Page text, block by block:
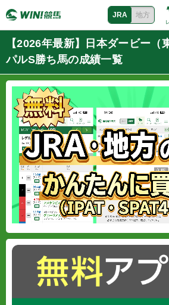
JRA 地方
【2026年最新】日本ダービー（
パルS勝ち馬の成績一覧